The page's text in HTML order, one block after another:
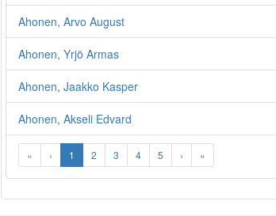
Ahonen, Arvo August
Ahonen, Yrjö Armas
Ahonen, Jaakko Kasper
Ahonen, Akseli Edvard
« ‹ 1 2 3 4 5 › »